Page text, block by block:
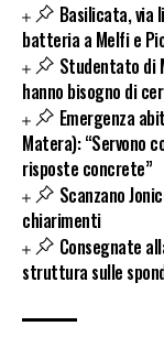
Basilicata, via
batteria a Melfi e
Studentato di
hanno bisogno di
Emergenza
Matera): “Servono
risposte concrete”
Scanzano
chiarimenti
Consegnate
struttura sulle